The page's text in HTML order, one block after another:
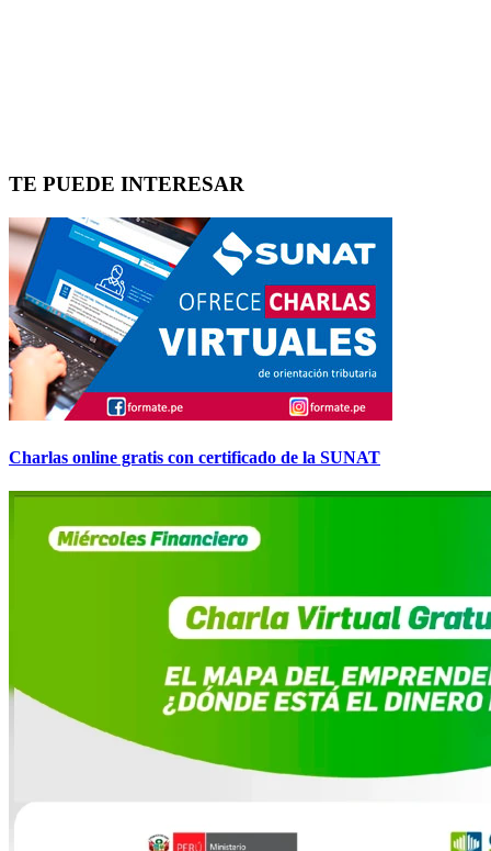
TE PUEDE INTERESAR
Charlas online gratis con certificado de la SUNAT